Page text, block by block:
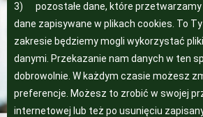
3) pozostałe dane, które przetwarzamy
dane zapisywane w plikach cookies. To
zakresie będziemy mogli wykorzystać
danymi. Przekazanie nam danych w ten
dobrowolnie. W każdym czasie możesz
preferencje. Możesz to zrobić w swojej
internetowej lub też po usunięciu